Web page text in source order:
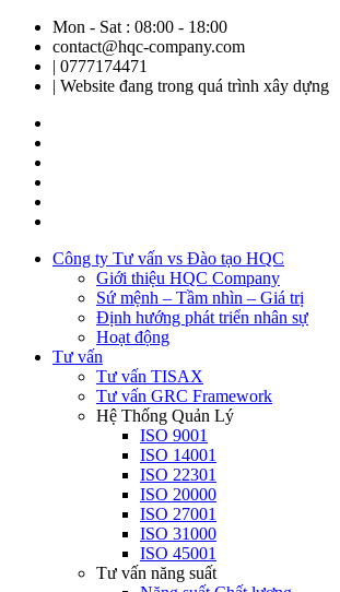
Mon - Sat : 08:00 - 18:00
contact@hqc-company.com
| 0777174471
| Website đang trong quá trình xây dựng
Công ty Tư vấn vs Đào tạo HQC
Giới thiệu HQC Company
Sứ mệnh – Tầm nhìn – Giá trị
Định hướng phát triển nhân sự
Hoạt động
Tư vấn
Tư vấn TISAX
Tư vấn GRC Framework
Hệ Thống Quản Lý
ISO 9001
ISO 14001
ISO 22301
ISO 20000
ISO 27001
ISO 31000
ISO 45001
Tư vấn năng suất